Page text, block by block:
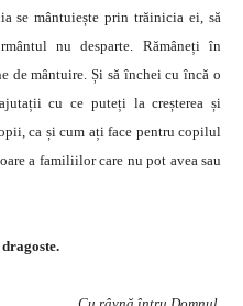
se mântuiește prin trăinicia ei, să
nu desparte. Rămâneți în
de mântuire. Și să închei cu încă o
cu ce puteți la creșterea și
ca și cum ați face pentru copilul
a familiilor care nu pot avea sau